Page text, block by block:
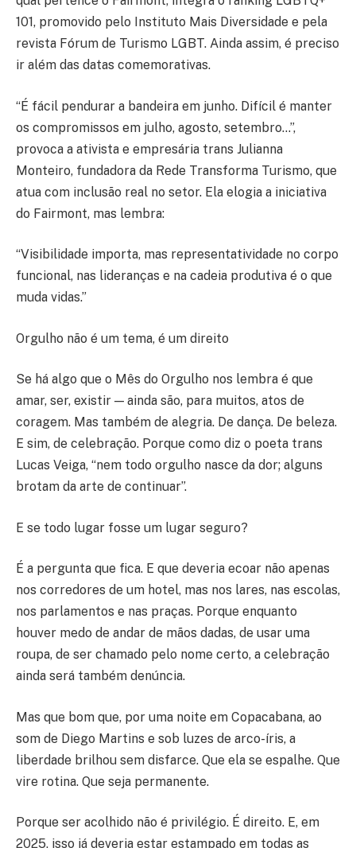
101, promovido pelo Instituto Mais Diversidade e pela
revista Fórum de Turismo LGBT. Ainda assim, é preciso
ir além das datas comemorativas.
“É fácil pendurar a bandeira em junho. Difícil é manter
os compromissos em julho, agosto, setembro…”,
provoca a ativista e empresária trans Julianna
Monteiro, fundadora da Rede Transforma Turismo, que
atua com inclusão real no setor. Ela elogia a iniciativa
do Fairmont, mas lembra:
“Visibilidade importa, mas representatividade no corpo
funcional, nas lideranças e na cadeia produtiva é o que
muda vidas.”
Orgulho não é um tema, é um direito
Se há algo que o Mês do Orgulho nos lembra é que
amar, ser, existir — ainda são, para muitos, atos de
coragem. Mas também de alegria. De dança. De beleza.
E sim, de celebração. Porque como diz o poeta trans
Lucas Veiga, “nem todo orgulho nasce da dor; alguns
brotam da arte de continuar”.
E se todo lugar fosse um lugar seguro?
É a pergunta que fica. E que deveria ecoar não apenas
nos corredores de um hotel, mas nos lares, nas escolas,
nos parlamentos e nas praças. Porque enquanto
houver medo de andar de mãos dadas, de usar uma
roupa, de ser chamado pelo nome certo, a celebração
ainda será também denúncia.
Mas que bom que, por uma noite em Copacabana, ao
som de Diego Martins e sob luzes de arco-íris, a
liberdade brilhou sem disfarce. Que ela se espalhe. Que
vire rotina. Que seja permanente.
Porque ser acolhido não é privilégio. É direito. E, em
2025, isso já deveria estar estampado em todas as